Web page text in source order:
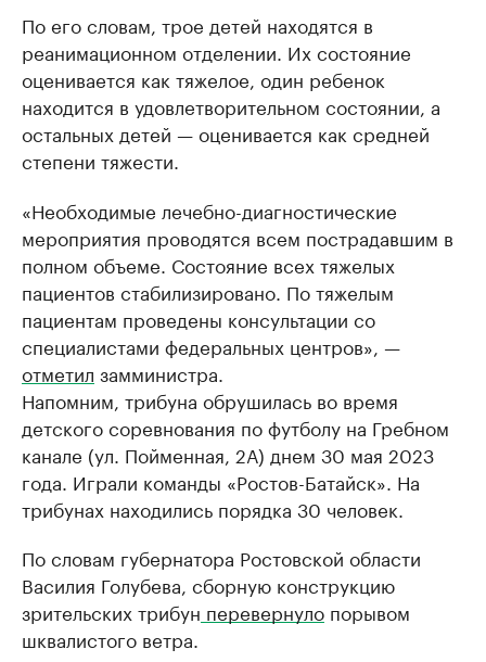
По его словам, трое детей находятся в
реанимационном отделении. Их состояние
оценивается как тяжелое, один ребенок
находится в удовлетворительном состоянии, а
остальных детей — оценивается как средней
степени тяжести.
«Необходимые лечебно-диагностические
мероприятия проводятся всем пострадавшим в
полном объеме. Состояние всех тяжелых
пациентов стабилизировано. По тяжелым
пациентам проведены консультации со
специалистами федеральных центров», —
отметил замминистра.
Напомним, трибуна обрушилась во время
детского соревнования по футболу на Гребном
канале (ул. Пойменная, 2А) днем 30 мая 2023
года. Играли команды «Ростов-Батайск». На
трибунах находились порядка 30 человек.
По словам губернатора Ростовской области
Василия Голубева, сборную конструкцию
зрительских трибун перевернуло порывом
шквалистого ветра.